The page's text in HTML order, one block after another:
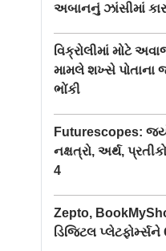
અબાનનું ઝાંસીમાં
વિક્રોલીમાં મોટે
મામલે શખ્સે પોતાના
ભોંકી
Futurescopes:
નક્ષત્રો, અર્થ,
4
Zepto,
ડિજિટલ પ્લેટફોર્મ્સને